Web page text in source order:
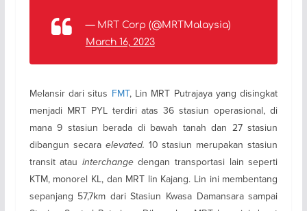
— MRT Corp (@MRTMalaysia)
March 16, 2023
Melansir dari situs FMT, Lin MRT Putrajaya yang disingkat
menjadi MRT PYL terdiri atas 36 stasiun operasional, di
mana 9 stasiun berada di bawah tanah dan 27 stasiun
dibangun secara elevated. 10 stasiun merupakan stasiun
transit atau interchangedengan transportasi lain seperti
KTM, monorel KL, dan MRT lin Kajang. Lin ini membentang
sepanjang 57,7km dari Stasiun Kwasa Damansara sampai